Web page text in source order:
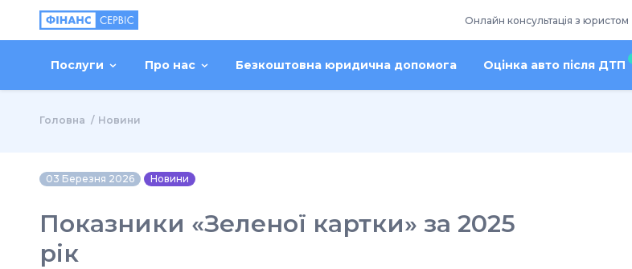
Онлайн консультація з юристом
Послуги Про нас Безкоштовна юридична допомога Оцінка авто після ДТП
Головна Новини
03 Березня 2026 Новини
Показники «Зеленої картки» за 2025
рік